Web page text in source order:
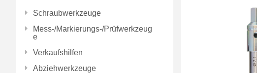
Schraubwerkzeuge
Mess-/Markierungs-/Prüfwerkzeug
e
Verkaufshilfen
Abziehwerkzeuge